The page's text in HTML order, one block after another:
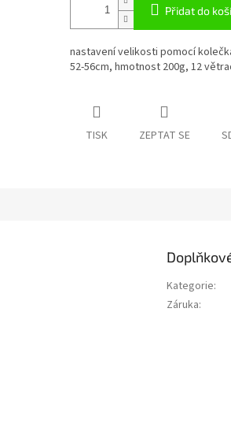
Přidat do
nastavení velikosti pomocí
52-56cm, hmotnost 200g, 12
TISK ZEPTAT SE
Kategorie:
Záruka: